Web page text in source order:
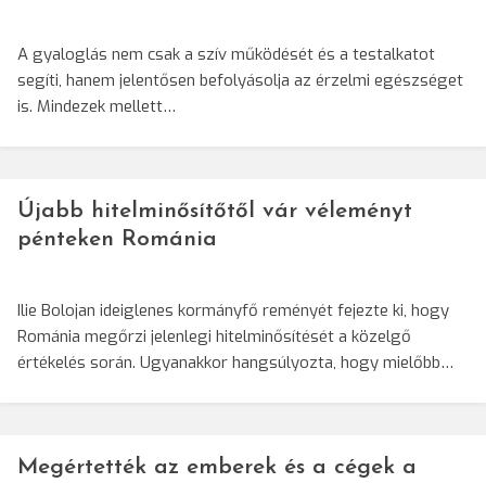
A gyaloglás nem csak a szív működését és a testalkatot
segíti, hanem jelentősen befolyásolja az érzelmi egészséget
is. Mindezek mellett…
Újabb hitelminősítőtől vár véleményt
pénteken Románia
Ilie Bolojan ideiglenes kormányfő reményét fejezte ki, hogy
Románia megőrzi jelenlegi hitelminősítését a közelgő
értékelés során. Ugyanakkor hangsúlyozta, hogy mielőbb…
Megértették az emberek és a cégek a